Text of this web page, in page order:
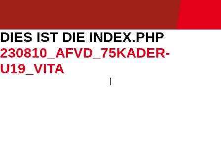
DIES IST DIE INDEX.PHP
230810_AFVD_75KADER-
U19_VITA